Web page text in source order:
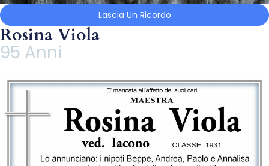
Lascia Un Ricordo
Rosina Viola
95 Anni